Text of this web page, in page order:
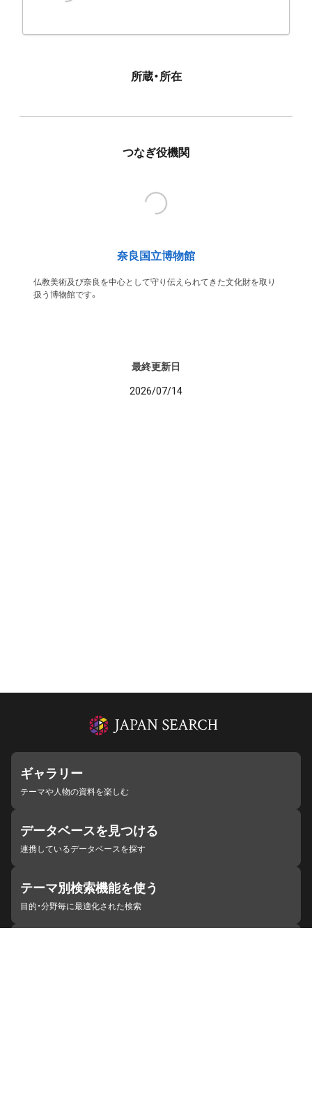
所蔵・所在
つなぎ役機関
奈良国立博物館
仏教美術及び奈良を中心として守り伝えられてきた文化財を取り
扱う博物館です。
最終更新日
2026/07/14
ギャラリー
テーマや人物の資料を楽しむ
データベースを見つける
連携しているデータベースを探す
テーマ別検索機能を使う
目的・分野毎に最適化された検索